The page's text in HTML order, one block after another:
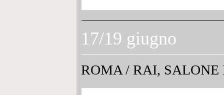
17/19 giugno
ROMA /RAI, SALONE